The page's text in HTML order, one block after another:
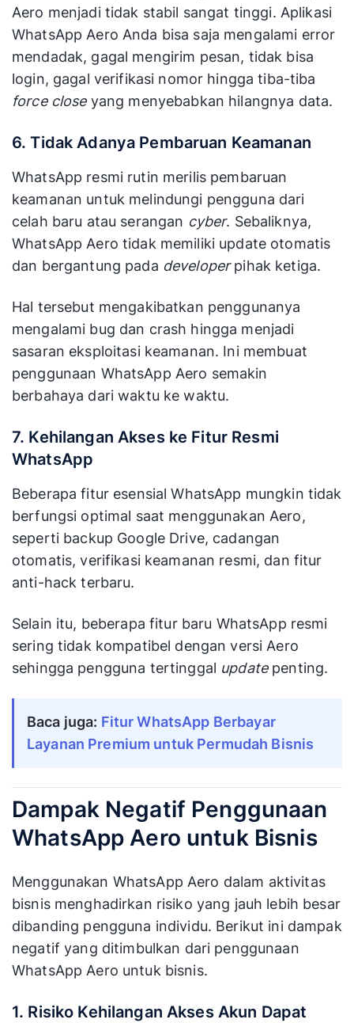
Aero menjadi tidak stabil sangat tinggi. Aplikasi
WhatsApp Aero Anda bisa saja mengalami error
mendadak, gagal mengirim pesan, tidak bisa
login, gagal verifikasi nomor hingga tiba-tiba
force closeyang menyebabkan hilangnya data.
6. Tidak Adanya Pembaruan Keamanan
WhatsApp resmi rutin merilis pembaruan
keamanan untuk melindungi pengguna dari
celah baru atau serangan cyber. Sebaliknya,
WhatsApp Aero tidak memiliki update otomatis
dan bergantung pada developerpihak ketiga.
Hal tersebut mengakibatkan penggunanya
mengalami bug dan crash hingga menjadi
sasaran eksploitasi keamanan. Ini membuat
penggunaan WhatsApp Aero semakin
berbahaya dari waktu ke waktu.
7. Kehilangan Akses ke Fitur Resmi
WhatsApp
Beberapa fitur esensial WhatsApp mungkin tidak
berfungsi optimal saat menggunakan Aero,
seperti backup Google Drive, cadangan
otomatis, verifikasi keamanan resmi, dan fitur
anti-hack terbaru.
Selain itu, beberapa fitur baru WhatsApp resmi
sering tidak kompatibel dengan versi Aero
sehingga pengguna tertinggal updatepenting.
Baca juga: Fitur WhatsApp Berbayar
Layanan Premium untuk Permudah Bisnis
Dampak Negatif Penggunaan
WhatsApp Aero untuk Bisnis
Menggunakan WhatsApp Aero dalam aktivitas
bisnis menghadirkan risiko yang jauh lebih besar
dibanding pengguna individu. Berikut ini dampak
negatif yang ditimbulkan dari penggunaan
WhatsApp Aero untuk bisnis.
1. Risiko Kehilangan Akses Akun Dapat